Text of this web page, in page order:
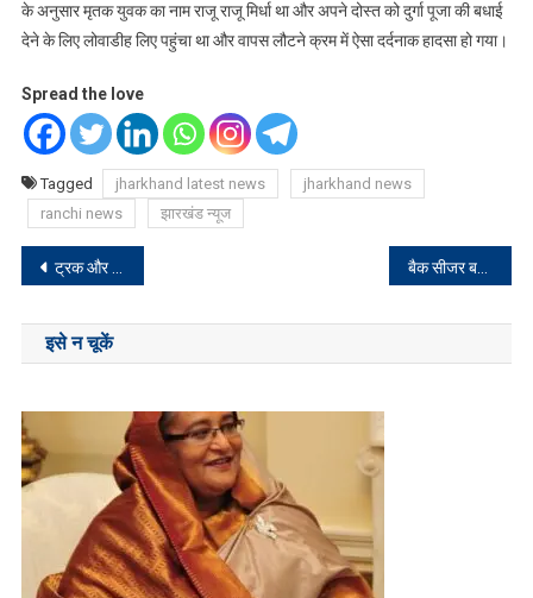
के अनुसार मृतक युवक का नाम राजू राजू मिर्धा था और अपने दोस्त को दुर्गा पूजा की बधाई
देने के लिए लोवाडीह लिए पहुंचा था और वापस लौटने क्रम में ऐसा दर्दनाक हादसा हो गया।
Spread the love
Tagged jharkhand latest news
jharkhand news
ranchi news
झारखंड न्यूज
Post
navigation
ट्रक और एंबुलेंस की टक्कर में दो सगे भाइयों की मौत बैक सीजर बनकर स्कूटी लूट कर फरार
इसे न चूकें